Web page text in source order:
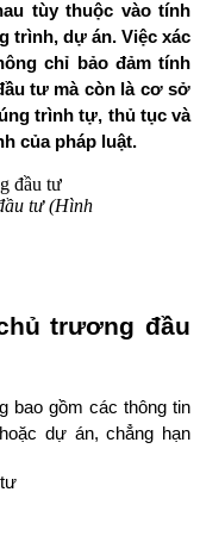
tùy thuộc vào tính
trình, dự án. Việc xác
chỉ bảo đảm tính
tư mà còn là cơ sở
trình tự, thủ tục và
của pháp luật.
tư (Hình
trương đầu
bao gồm các thông tin
dự án, chẳng hạn